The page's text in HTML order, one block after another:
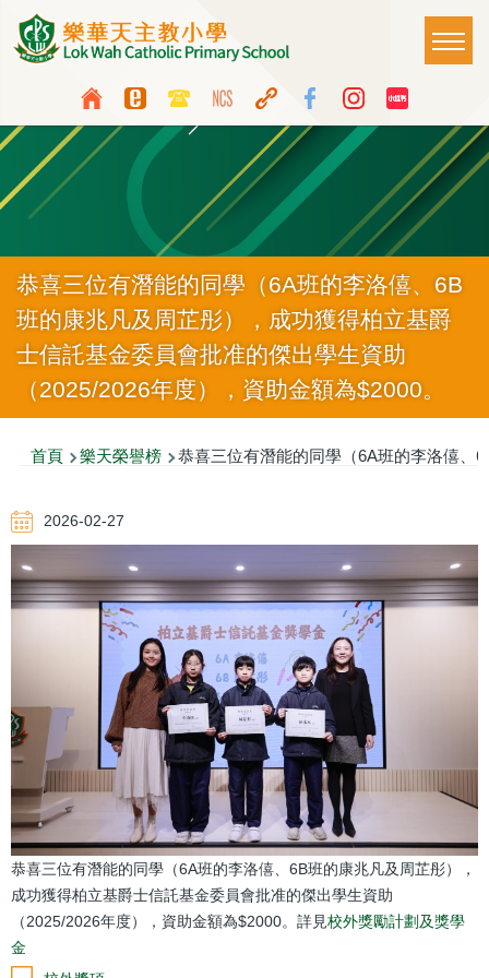
移至主內容
Top
Media
Icon
Button
Language
switcher
Main
恭喜三位有潛能的同學（6A班的李洛僖、6B
班的康兆凡及周芷彤），成功獲得柏立基爵
士信託基金委員會批准的傑出學生資助
（2025/2026年度），資助金額為$2000。
導
連
結
首頁 樂天榮譽榜 恭喜三位有潛能的同學（6A班的李洛僖、
2026-02-27
恭喜三位有潛能的同學（6A班的李洛僖、6B班的康兆凡及周芷彤），
成功獲得柏立基爵士信託基金委員會批准的傑出學生資助
（2025/2026年度），資助金額為$2000。詳見校外獎勵計劃及獎學
金